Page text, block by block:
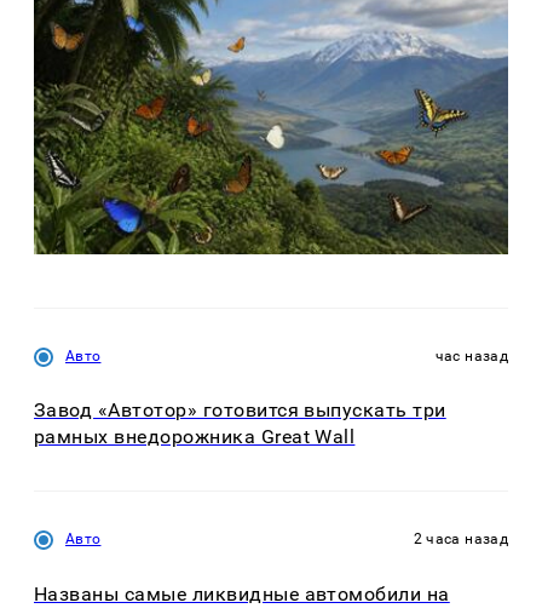
Авто час назад
Завод «Автотор» готовится выпускать три
рамных внедорожника Great Wall
Авто 2 часа назад
Названы самые ликвидные автомобили на